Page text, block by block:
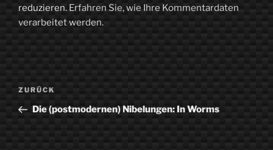
reduzieren. Erfahren Sie, wie Ihre Kommentardaten
verarbeitet werden.
Beitragsnavigation
Vorheriger
Beitrag
ZURÜCK
Die (postmodernen) Nibelungen: In Worms